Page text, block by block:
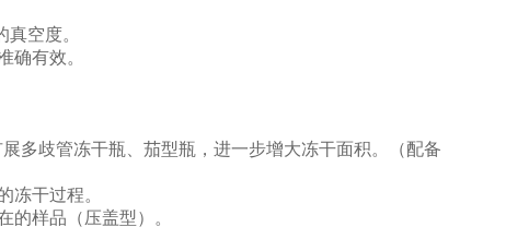
空度。
有效。
多歧管冻干瓶、茄型瓶，进一步增大冻干面积。（配备
干过程。
样品（压盖型）。